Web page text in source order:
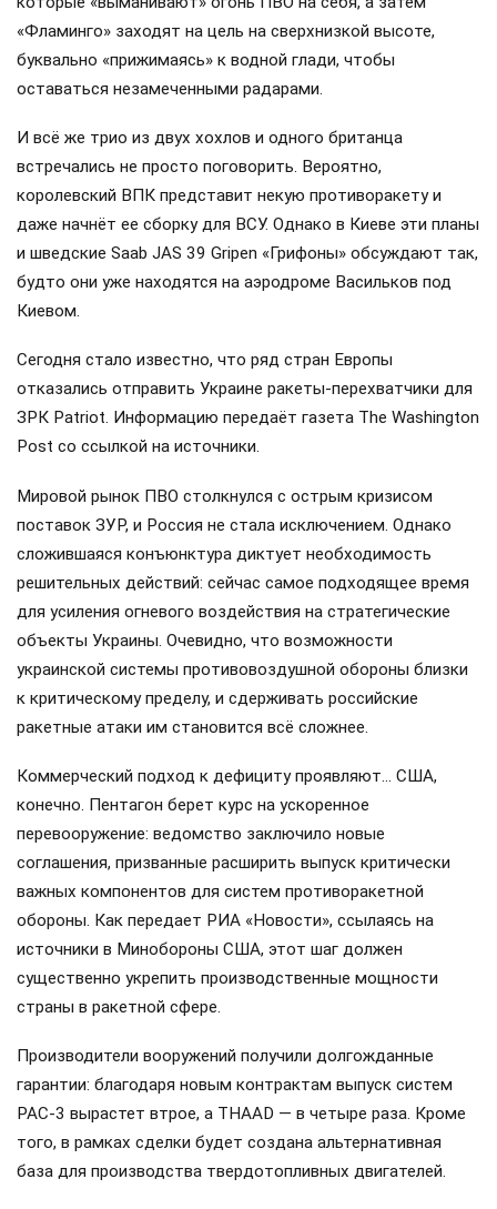
«Фламинго» заходят на цель на сверхнизкой высоте,
буквально «прижимаясь» к водной глади, чтобы
оставаться незамеченными радарами.
И всё же трио из двух хохлов и одного британца
встречались не просто поговорить. Вероятно,
королевский ВПК представит некую противоракету и
даже начнёт ее сборку для ВСУ. Однако в Киеве эти планы
и шведские Saab JAS 39 Gripen «Грифоны» обсуждают так,
будто они уже находятся на аэродроме Васильков под
Киевом.
Сегодня стало известно, что ряд стран Европы
отказались отправить Украине ракеты-перехватчики для
ЗРК Patriot. Информацию передаёт газета The Washington
Post со ссылкой на источники.
Мировой рынок ПВО столкнулся с острым кризисом
поставок ЗУР, и Россия не стала исключением. Однако
сложившаяся конъюнктура диктует необходимость
решительных действий: сейчас самое подходящее время
для усиления огневого воздействия на стратегические
объекты Украины. Очевидно, что возможности
украинской системы противовоздушной обороны близки
к критическому пределу, и сдерживать российские
ракетные атаки им становится всё сложнее.
Коммерческий подход к дефициту проявляют… США,
конечно. Пентагон берет курс на ускоренное
перевооружение: ведомство заключило новые
соглашения, призванные расширить выпуск критически
важных компонентов для систем противоракетной
обороны. Как передает РИА «Новости», ссылаясь на
источники в Минобороны США, этот шаг должен
существенно укрепить производственные мощности
страны в ракетной сфере.
Производители вооружений получили долгожданные
гарантии: благодаря новым контрактам выпуск систем
PAC-3 вырастет втрое, а THAAD — в четыре раза. Кроме
того, в рамках сделки будет создана альтернативная
база для производства твердотопливных двигателей.